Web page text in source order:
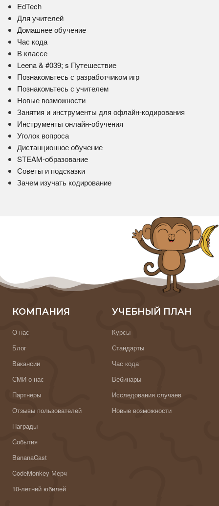
EdTech
Для учителей
Домашнее обучение
Час кода
В классе
Leena & #039; s Путешествие
Познакомьтесь с разработчиком игр
Познакомьтесь с учителем
Новые возможности
Занятия и инструменты для офлайн-кодирования
Инструменты онлайн-обучения
Уголок вопроса
Дистанционное обучение
STEAM-образование
Советы и подсказки
Зачем изучать кодирование
КОМПАНИЯ
О нас
Блог
Вакансии
СМИ о нас
Партнеры
Отзывы пользователей
Награды
События
BananaCast
CodeMonkey Мерч
10-летний юбилей
УЧЕБНЫЙ ПЛАН
Курсы
Стандарты
Час кода
Вебинары
Исследования случаев
Новые возможности